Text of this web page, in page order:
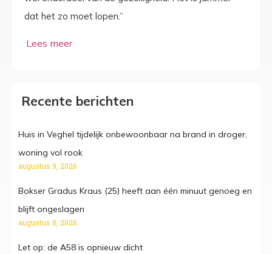
dat het zo moet lopen.”
Recente berichten
Huis in Veghel tijdelijk onbewoonbaar na brand in droger,
woning vol rook
augustus 9, 2026
Bokser Gradus Kraus (25) heeft aan één minuut genoeg en
blijft ongeslagen
augustus 8, 2026
Let op: de A58 is opnieuw dicht